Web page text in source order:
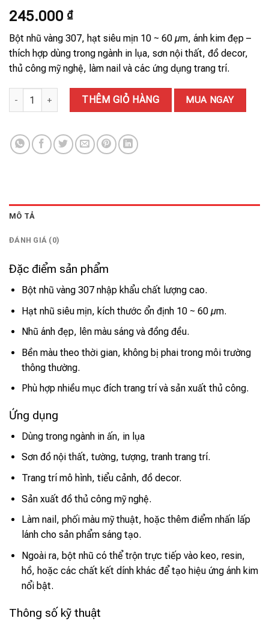
245.000 ₫
Bột nhũ vàng 307, hạt siêu mịn 10 ~ 60 µm, ánh kim đẹp –
thích hợp dùng trong ngành in lụa, sơn nội thất, đồ decor,
thủ công mỹ nghệ, làm nail và các ứng dụng trang trí.
BỘT NHŨ VÀNG 307 số lượngTHÊM GIỎ HÀNG MUA NGAY
MÔ TẢ
ĐÁNH GIÁ (0)
Đặc điểm sản phẩm
Bột nhũ vàng 307 nhập khẩu chất lượng cao.
Hạt nhũ siêu mịn, kích thước ổn định 10 ~ 60 µm.
Nhũ ánh đẹp, lên màu sáng và đồng đều.
Bền màu theo thời gian, không bị phai trong môi trường
thông thường.
Phù hợp nhiều mục đích trang trí và sản xuất thủ công.
Ứng dụng
Dùng trong ngành in ấn, in lụa
Sơn đồ nội thất, tường, tượng, tranh trang trí.
Trang trí mô hình, tiểu cảnh, đồ decor.
Sản xuất đồ thủ công mỹ nghệ.
Làm nail, phối màu mỹ thuật, hoặc thêm điểm nhấn lấp
lánh cho sản phẩm sáng tạo.
Ngoài ra, bột nhũ có thể trộn trực tiếp vào keo, resin,
hồ, hoặc các chất kết dính khác để tạo hiệu ứng ánh kim
nổi bật.
Thông số kỹ thuật